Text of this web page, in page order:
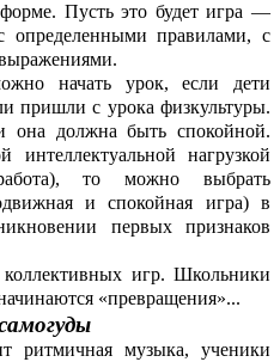
Пусть это будет игра —
определенными правилами, с
начать урок, если дети
пришли с урока физкультуры.
она должна быть спокойной.
нагрузкой
то можно выбрать
и спокойная игра) в
первых признаков
коллективных игр. Школьники
«превращения»...
ритмичная музыка, ученики